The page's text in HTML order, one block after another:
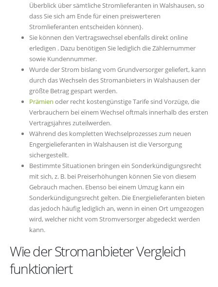
Überblick über sämtliche Stromlieferanten in Walshausen, so
dass Sie sich am Ende für einen preiswerteren
Stromlieferanten entscheiden können}.
Sie können den Vertragswechsel ebenfalls direkt online
erledigen . Dazu benötigen Sie lediglich die Zählernummer
sowie Kundennummer.
Wurde der Strom bislang vom Grundversorger geliefert, kann
durch das Wechseln des Stromanbieters in Walshausen der
größte Betrag gespart werden.
Prämien oder recht kostengünstige Tarife sind Vorzüge, die
Verbrauchern bei einem Wechsel oftmals innerhalb des ersten
Vertragsjahres zuteilwerden.
Während des kompletten Wechselprozesses zum neuen
Engergielieferanten in Walshausen ist die Versorgung
sichergestellt.
Bestimmte Situationen bringen ein Sonderkündigungsrecht
mit sich, z. B. bei Preiserhöhungen können Sie von diesem
Gebrauch machen. Ebenso bei einem Umzug kann ein
Sonderkündigungsrecht gelten. Die Energielieferanten bieten
das jedoch häufig lediglich an, wenn in einen Ort umgezogen
wird, welcher nicht vom Stromversorger abgedeckt werden
kann.
Wie der Stromanbieter Vergleich
funktioniert